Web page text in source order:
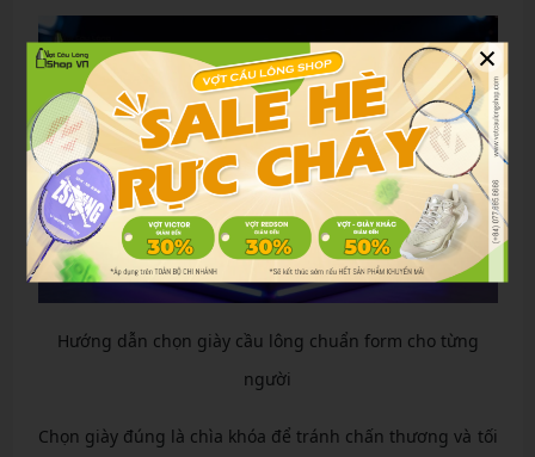
Hướng dẫn chọn giày cầu lông chuẩn form cho từng
người
Chọn giày đúng là chìa khóa để tránh chấn thương và tối
×